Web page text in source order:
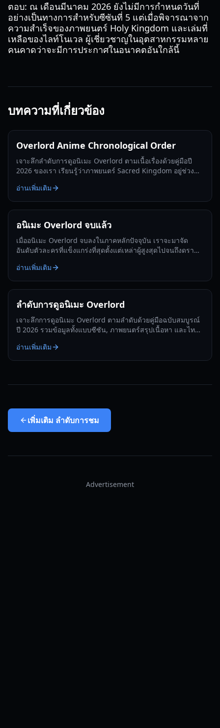
ตอบ: ณ เดือนมีนาคม 2026 ยังไม่มีการกำหนดวันที่
อย่างเป็นทางการสำหรับซีซันที่ 5 แต่เมื่อพิจารณาจาก
ความสำเร็จของภาพยนตร์ Holy Kingdom และเล่มที่
เหลือของไลท์โนเวล ผู้เชี่ยวชาญในอุตสาหกรรมหลาย
คนคาดว่าจะมีการประกาศในอนาคตอันใกล้นี้
บทความที่เกี่ยวข้อง
Overlord Anime Chronological Order
เจาะลึกลำดับการดูอนิเมะ Overlord ตามเนื้อเรื่องด้วยคู่มือปี
2026 ของเรา เรียนรู้ว่าภาพยนตร์ Sacred Kingdom อยู่ช่วง
อ่านเพิ่มเติม
อนิเมะ Overlord จบแล้ว
เมื่ออนิเมะ Overlord จบลงในภาคหลักปัจจุบัน เราจะมาจัด
อันดับตัวละครที่แข็งแกร่งที่สุดตั้งแต่เหล่าผู้สูงสุดไปจนถึงดรา
อ่านเพิ่มเติม
ลำดับการดูอนิเมะ Overlord
เจาะลึกการดูอนิเมะ Overlord ตามลำดับด้วยคู่มือฉบับสมบูรณ์
ปี 2026 รวมข้อมูลทั้งแบบซีซัน, ภาพยนตร์สรุปเนื้อหา และไทม์
อ่านเพิ่มเติม
เพิ่มเติม ลำดับการชม
Advertisement